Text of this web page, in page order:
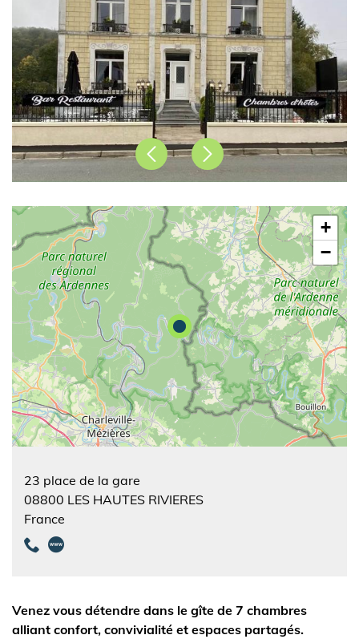
PrécédentSuivant
+
−
23 place de la gare
08800 LES HAUTES RIVIERES
France
Venez vous détendre dans le gîte de 7 chambres
alliant confort, convivialité et espaces partagés.